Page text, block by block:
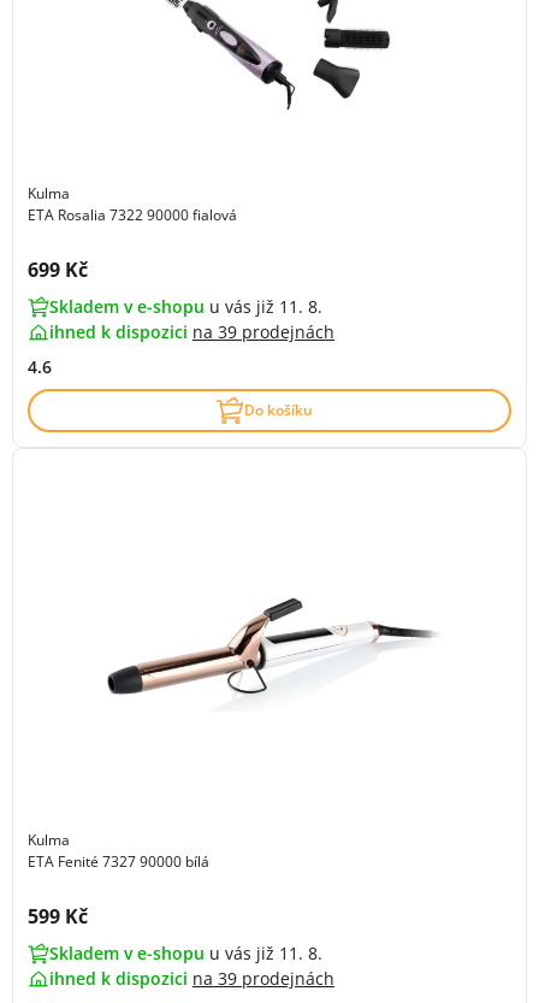
Kulma
ETA Rosalia 7322 90000 fialová
Cena s DPH:
699 Kč
Skladem v e-shopu u vás již 11. 8.
ihned k dispozici na 39 prodejnách
4.6
Do košíku
Kulma
ETA Fenité 7327 90000 bílá
Cena s DPH:
599 Kč
Skladem v e-shopu u vás již 11. 8.
ihned k dispozici na 39 prodejnách